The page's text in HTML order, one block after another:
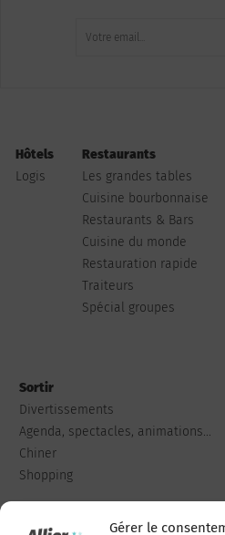
Gérer le
Hôtels
Logis
Restaurants
Les grandes tables
Cuisine bourbonnaise
Restaurants & Bars
Cuisine du monde
Restauration rapide
Traiteurs
Spécial groupes
Sortir
Divertissements
Agenda, spectacles, animations...
Chiner
Shopping